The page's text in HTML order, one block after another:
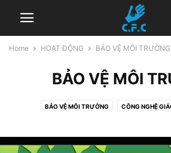
Home HOẠT ĐỘNG BẢO VỆ MÔI TRƯỜNG
BẢO VỆ MÔI
BẢO VỆ MÔI TRƯỜNG CÔNG NGHỆ
TÂM LÝ GIÁO DỤC